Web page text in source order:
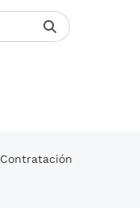
Contratación